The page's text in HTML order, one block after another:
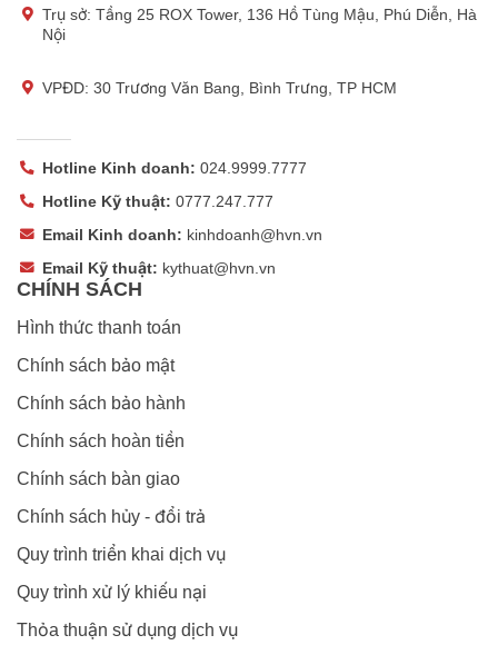
Trụ sở: Tầng 25 ROX Tower, 136 Hồ Tùng Mậu, Phú Diễn, Hà
Nội
VPĐD: 30 Trương Văn Bang, Bình Trưng, TP HCM
Hotline Kinh doanh: 024.9999.7777
Hotline Kỹ thuật: 0777.247.777
Email Kinh doanh: kinhdoanh@hvn.vn
Email Kỹ thuật: kythuat@hvn.vn
CHÍNH SÁCH
Hình thức thanh toán
Chính sách bảo mật
Chính sách bảo hành
Chính sách hoàn tiền
Chính sách bàn giao
Chính sách hủy - đổi trả
Quy trình triển khai dịch vụ
Quy trình xử lý khiếu nại
Thỏa thuận sử dụng dịch vụ